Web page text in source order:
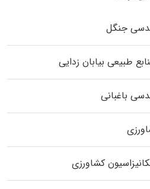
جنگل
طبیعی بیابان زدایی
باغبانی
کشاورزی